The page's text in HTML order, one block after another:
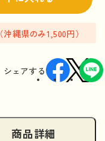
縄県のみ1,500円）
シェアする
商品詳細